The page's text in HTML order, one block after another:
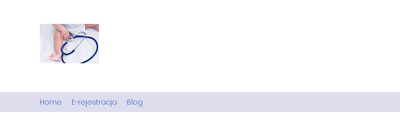
Home E-rejestracja Blog